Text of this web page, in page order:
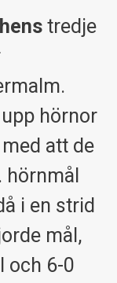
tredje
hörnor
att de
i en strid
mål,
och 6-0